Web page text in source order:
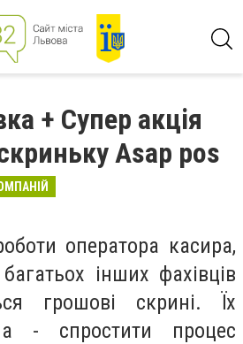
+ Супер акція
Asap pos
оператора касира,
інших фахівців
грошові скрині. Їх
- спростити процес